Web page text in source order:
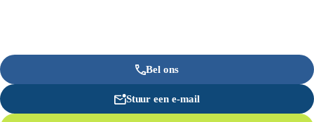
Bel ons
Stuur een e-mail